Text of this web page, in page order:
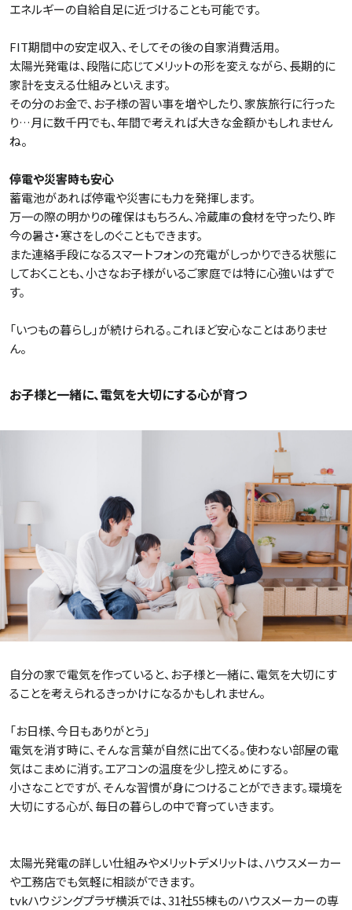
エネルギーの自給自足に近づけることも可能です。
FIT期間中の安定収入、そしてその後の自家消費活用。
太陽光発電は、段階に応じてメリットの形を変えながら、長期的に
家計を支える仕組みといえます。
その分のお金で、お子様の習い事を増やしたり、家族旅行に行った
り…月に数千円でも、年間で考えれば大きな金額かもしれません
ね。
停電や災害時も安心
蓄電池があれば停電や災害にも力を発揮します。
万一の際の明かりの確保はもちろん、冷蔵庫の食材を守ったり、昨
今の暑さ・寒さをしのぐこともできます。
また連絡手段になるスマートフォンの充電がしっかりできる状態に
しておくことも、小さなお子様がいるご家庭では特に心強いはずで
す。
「いつもの暮らし」が続けられる。これほど安心なことはありませ
ん。
お子様と一緒に、電気を大切にする心が育つ
自分の家で電気を作っていると、お子様と一緒に、電気を大切にす
ることを考えられるきっかけになるかもしれません。
「お日様、今日もありがとう」
電気を消す時に、そんな言葉が自然に出てくる。使わない部屋の電
気はこまめに消す。エアコンの温度を少し控えめにする。
小さなことですが、そんな習慣が身につけることができます。環境を
大切にする心が、毎日の暮らしの中で育っていきます。
太陽光発電の詳しい仕組みやメリットデメリットは、ハウスメーカー
や工務店でも気軽に相談ができます。
tvkハウジングプラザ横浜では、31社55棟ものハウスメーカーの専